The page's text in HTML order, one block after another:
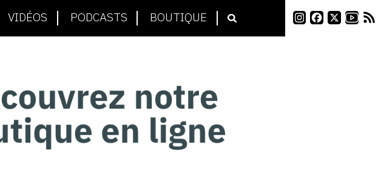
VIDÉOS PODCASTS BOUTIQUE